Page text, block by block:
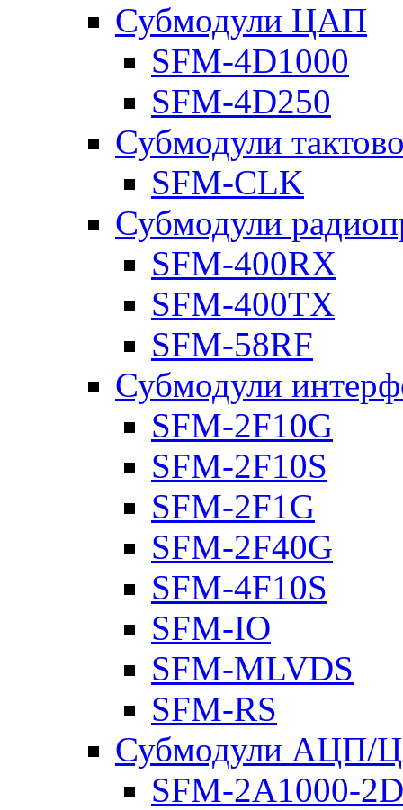
Субмодули ЦАП
SFM-4D1000
SFM-4D250
Субмодули
SFM-CLK
Субмодули
SFM-400RX
SFM-400TX
SFM-58RF
Субмодули
SFM-2F10G
SFM-2F10S
SFM-2F1G
SFM-2F40G
SFM-4F10S
SFM-IO
SFM-MLVDS
SFM-RS
Субмодули АЦП/
SFM-2A1000-